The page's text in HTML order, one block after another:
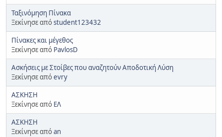
Ταξινόμηση Πίνακα
Ξεκίνησε απόstudent123432
Πίνακες και μέγεθος
Ξεκίνησε από PavlosD
Ασκήσεις με Στοίβες που αναζητούν Αποδοτική Λύση
Ξεκίνησε απόevry
ΑΣΚΗΣΗ
Ξεκίνησε από ΕΛ
ΑΣΚΗΣΗ
Ξεκίνησε απόan